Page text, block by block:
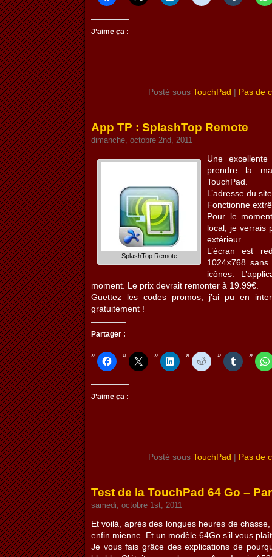
J’aime ça :
Posté sous TouchPad | Pas de
App TP : SplashTop Remote
dimanche, octobre 2nd, 2011
SplashTop Remote
Une
prendre la
TouchPad.
L’adresse du
Fonctionne
Pour le
local, je verrais
extérieur.
L’écran est
1024×768
icônes.
moment. Le prix devrait remonter à 19.99€.
Guettez les codes promos, j’ai pu en
gratuitement !
Partager :
J’aime ça :
Posté sous TouchPad | Pas de
Test de la TouchPad 64 Go –
samedi, octobre 1st, 2011
Et voilà, après des longues heures de
enfin mienne. Et un modèle 64Go s’il vous
Je vous fais grâce des explications de